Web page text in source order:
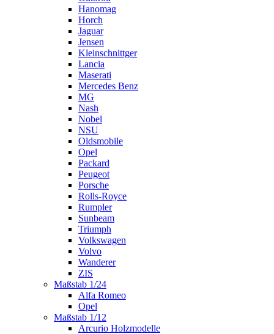
Hanomag
Horch
Jaguar
Jensen
Kleinschnittger
Lancia
Maserati
Mercedes Benz
MG
Nash
Nobel
NSU
Oldsmobile
Opel
Packard
Peugeot
Porsche
Rolls-Royce
Rumpler
Sunbeam
Triumph
Volkswagen
Volvo
Wanderer
ZIS
Maßstab 1/24
Alfa Romeo
Opel
Maßstab 1/12
Arcurio Holzmodelle